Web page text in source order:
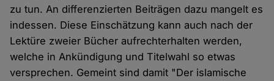
zu tun. An differenzierten Beiträgen dazu mangelt es
indessen. Diese Einschätzung kann auch nach der
Lektüre zweier Bücher aufrechterhalten werden,
welche in Ankündigung und Titelwahl so etwas
versprechen. Gemeint sind damit "Der islamische